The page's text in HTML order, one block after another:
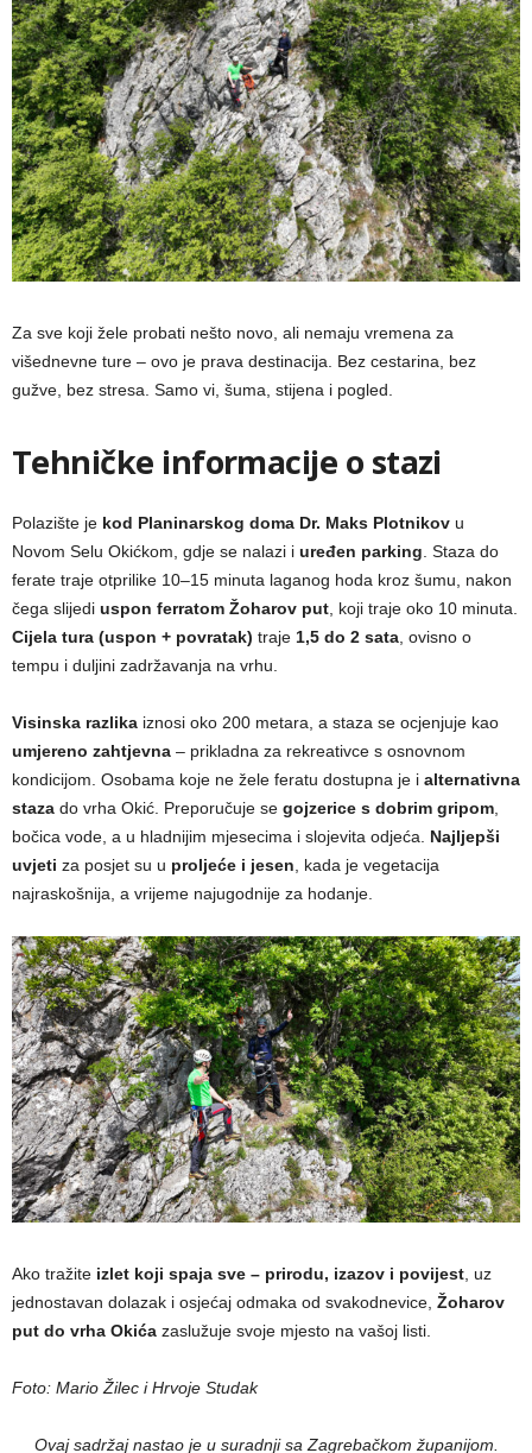
Za sve koji žele probati nešto novo, ali nemaju vremena za
višednevne ture – ovo je prava destinacija. Bez cestarina, bez
gužve, bez stresa. Samo vi, šuma, stijena i pogled.
Tehničke informacije o stazi
Polazište je kod Planinarskog doma Dr. Maks Plotnikov u
Novom Selu Okićkom, gdje se nalazi i uređen parking. Staza do
ferate traje otprilike 10–15 minuta laganog hoda kroz šumu, nakon
čega slijedi uspon ferratom Žoharov put, koji traje oko 10 minuta.
Cijela tura (uspon + povratak) traje 1,5 do 2 sata, ovisno o
tempu i duljini zadržavanja na vrhu.
Visinska razlika iznosi oko 200 metara, a staza se ocjenjuje kao
umjereno zahtjevna – prikladna za rekreativce s osnovnom
kondicijom. Osobama koje ne žele feratu dostupna je i alternativna
staza do vrha Okić. Preporučuje se gojzerice s dobrim gripom,
bočica vode, a u hladnijim mjesecima i slojevita odjeća. Najljepši
uvjeti za posjet su u proljeće i jesen, kada je vegetacija
najraskošnija, a vrijeme najugodnije za hodanje.
Ako tražite izlet koji spaja sve – prirodu, izazov i povijest , uz
jednostavan dolazak i osjećaj odmaka od svakodnevice, Žoharov
put do vrha Okića zaslužuje svoje mjesto na vašoj listi.
Foto: Mario Žilec i Hrvoje Studak
Ovaj sadržaj nastao je u suradnji sa Zagrebačkom županijom.